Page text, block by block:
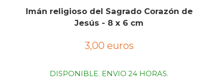
Imán religioso del Sagrado Corazón de
Jesús - 8 x 6 cm
3,00 euros
DISPONIBLE. ENVIO 24 HORAS.